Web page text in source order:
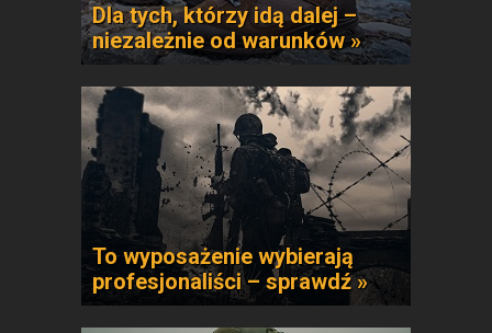
Dla tych, którzy idą dalej –
niezależnie od warunków »
To wyposażenie wybierają
profesjonaliści – sprawdź »